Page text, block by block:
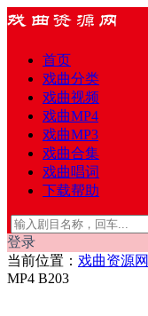
首页
戏曲分类
戏曲视频
戏曲MP4
戏曲MP3
戏曲合集
戏曲唱词
下载帮助
登录
当前位置： 戏曲资源网
MP4 B203